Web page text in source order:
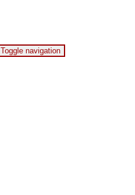
Toggle navigation